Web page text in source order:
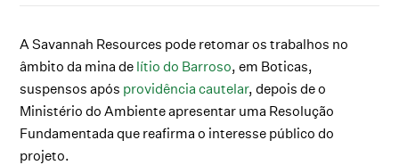
A Savannah Resources pode retomar os trabalhos no
âmbito da mina de lítio do Barroso, em Boticas,
suspensos após providência cautelar, depois de o
Ministério do Ambiente apresentar uma Resolução
Fundamentada que reafirma o interesse público do
projeto.